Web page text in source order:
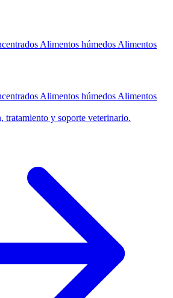
Alimentos húmedos Alimentos
Alimentos húmedos Alimentos
tratamiento y soporte veterinario.